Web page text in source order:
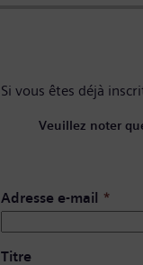
Si vous êtes déjà
Veuillez noter
Adresse e-mail *
Titre